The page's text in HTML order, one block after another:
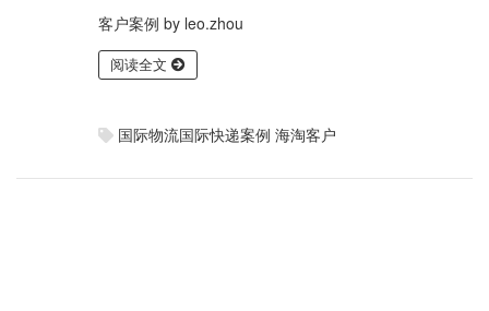
客户案例 by leo.zhou
阅读全文
国际物流国际快递案例 海淘客户